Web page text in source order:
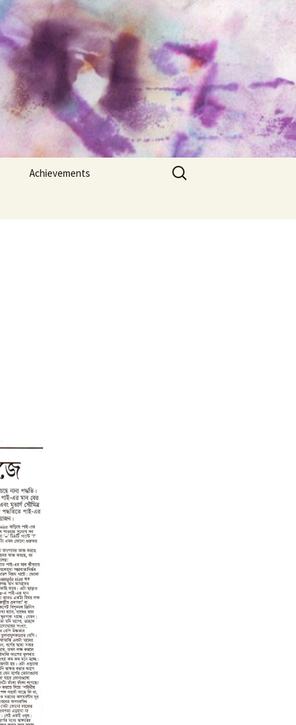
Achievements
Search
for: